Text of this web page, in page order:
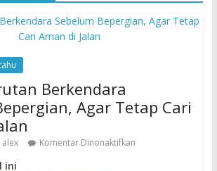
Berkendara
Agar Tetap Cari
alex Komentar Dinonaktifkan
ini